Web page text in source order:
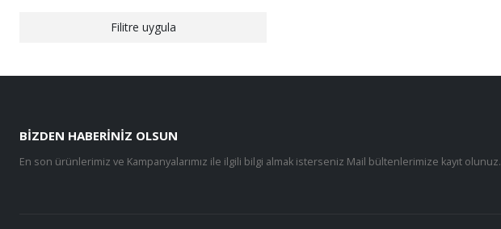
Filitre uygula
BIZDEN HABERINIZ OLSUN
En son ürünlerimiz ve Kampanyalarımız ile ilgili bilgi almak isterseniz Mail bültenlerimize kayıt olunuz.